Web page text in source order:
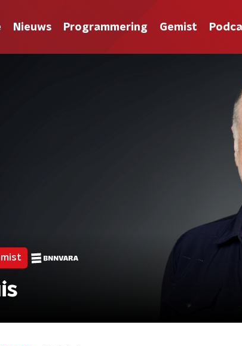
Nieuws Programmering Gemist